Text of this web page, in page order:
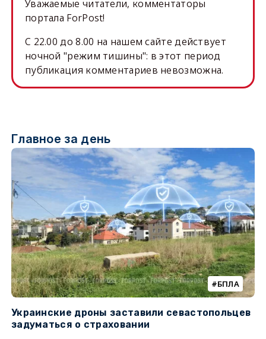
Уважаемые читатели, комментаторы
портала ForPost!
C 22.00 до 8.00 на нашем сайте действует
ночной "режим тишины": в этот период
публикация комментариев невозможна.
Главное за день
БПЛА
Украинские дроны заставили севастопольцев
задуматься о страховании